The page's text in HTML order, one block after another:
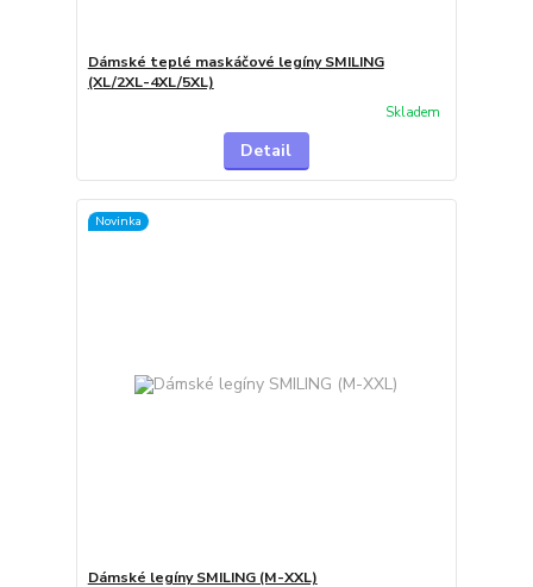
Dámské teplé maskáčové legíny SMILING
(XL/2XL-4XL/5XL)
Skladem
Detail
Novinka
Dámské legíny SMILING (M-XXL)